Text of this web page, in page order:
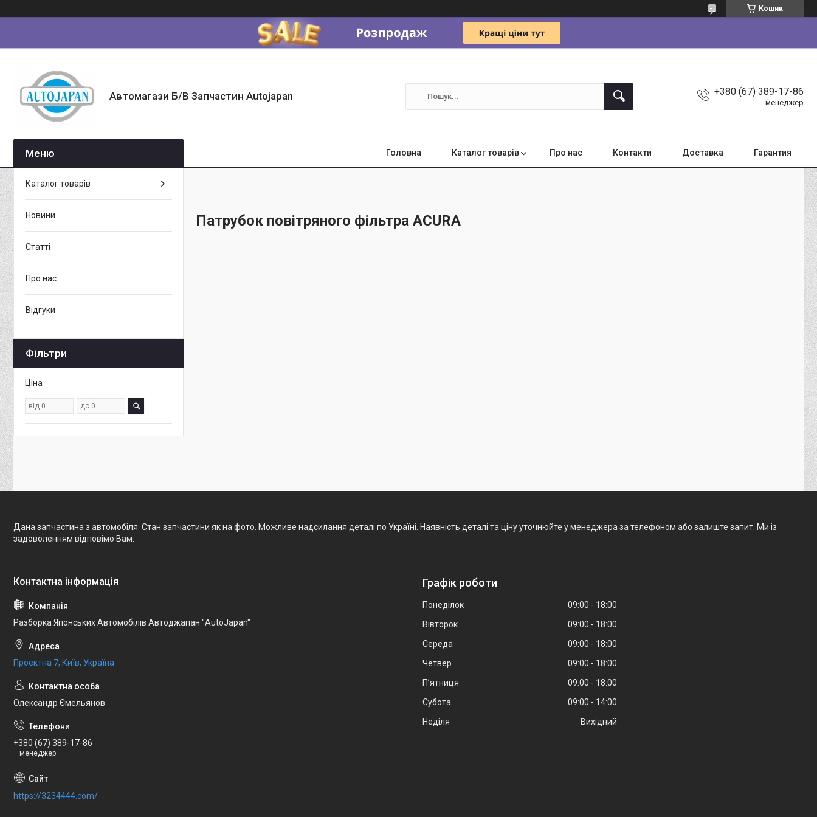
Кошик
Автомагази Б/В Запчастин Autojapan +380 (67) 389-17-86
менеджер
Головна Каталог товарів Про нас Контакти Доставка Гарантия
Патрубок повітряного фільтра ACURA
Каталог товарів
Новини
Статті
Про нас
Відгуки
Фільтри
Ціна
Дана запчастина з автомобіля. Стан запчастини як на фото. Можливе надсилання деталі по Україні. Наявність деталі та ціну уточнюйте у менеджера за телефоном або залиште запит. Ми із
задоволенням відповімо Вам.
Разборка Японських Автомобілів Автоджапан "AutoJapan"
Проектна 7, Київ, Україна
Олександр Ємельянов
+380 (67) 389-17-86
менеджер
https://3234444.com/
Графік роботи
Понеділок 09:00
18:00
Вівторок
09:00
18:00
Середа
09:00
18:00
Четвер
09:00
18:00
Пʼятниця
09:00
18:00
Субота
09:00
14:00
Неділя
Вихідний